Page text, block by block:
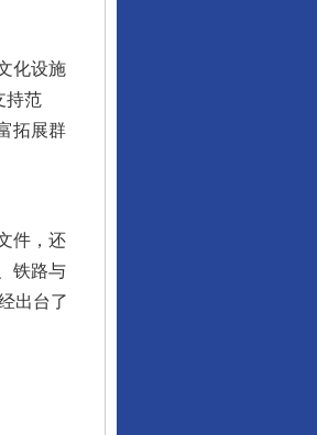
化设施
持范
拓展群
件，还
铁路与
出台了